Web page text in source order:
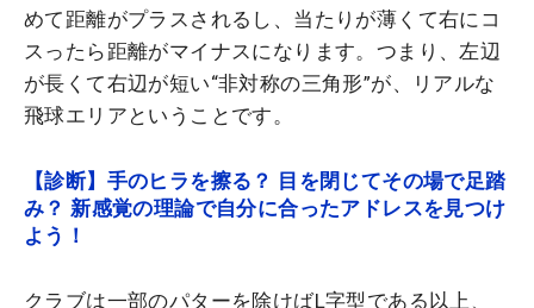
めて距離がプラスされるし、当たりが薄くて右にコ
スったら距離がマイナスになります。つまり、左辺
が長くて右辺が短い“非対称の三角形”が、リアルな
飛球エリアということです。
【診断】手のヒラを擦る？ 目を閉じてその場で足踏
み？ 新感覚の理論で自分に合ったアドレスを見つけ
よう！
クラブは一部のパターを除けばL字型である以上、